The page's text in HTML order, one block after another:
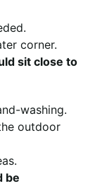
corner.
sit close to
washing.
outdoor
be